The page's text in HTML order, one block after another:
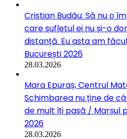
Cristian Budău: Să nu o
care sufletul ei nu și-o
distanță. Eu asta am
București 2026
28.03.2026
Mara Epuraș, Centrul
Schimbarea nu ține de
de mult îți pasă / Marșul
2026
28.03.2026